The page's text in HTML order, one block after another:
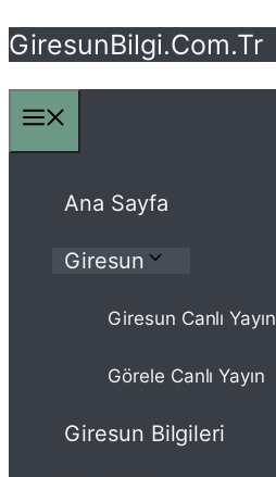
İçeriğe
GiresunBilgi.Com.Tr
Ana Sayfa
Giresun
Giresun Canlı Yayın
Görele Canlı Yayın
Giresun Bilgileri